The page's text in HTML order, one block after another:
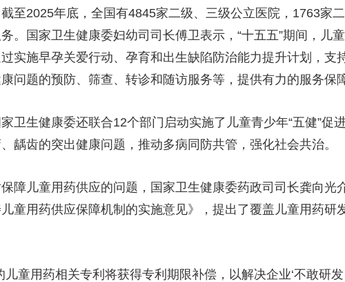
道 生活体育大会 体育江湖 文化体育 冰雪道路 足球道路
央博
保险 云顶对话 云起 超级工厂 智敬中国 全民健康 颜选攻
2025年底，全国有4845家二级、三级公立医院，1763家
。国家卫生健康委妇幼司司长傅卫表示，“十五五”期间，儿
实施早孕关爱行动、孕育和出生缺陷防治能力提升计划，
问题的预防、筛查、转诊和随访服务等，提供有力的服务保障
生健康委还联合12个部门启动实施了儿童青少年“五健”促
龋齿的突出健康问题，推动多病同防共管，强化社会共治。
儿童用药供应的问题，国家卫生健康委药政司司长龚向光
儿童用药供应保障机制的实施意见》，提出了覆盖儿童用药
用药相关专利将获得专利期限补偿，以解决企业‘不敢研发